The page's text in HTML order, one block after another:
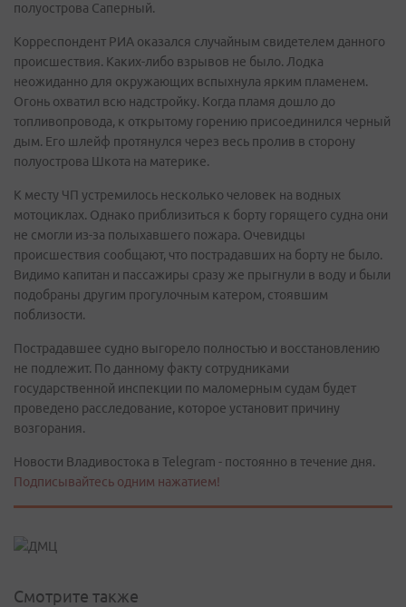
полуострова Саперный.
Корреспондент РИА оказался случайным свидетелем данного
происшествия. Каких-либо взрывов не было. Лодка
неожиданно для окружающих вспыхнула ярким пламенем.
Огонь охватил всю надстройку. Когда пламя дошло до
топливопровода, к открытому горению присоединился черный
дым. Его шлейф протянулся через весь пролив в сторону
полуострова Шкота на материке.
К месту ЧП устремилось несколько человек на водных
мотоциклах. Однако приблизиться к борту горящего судна они
не смогли из-за полыхавшего пожара. Очевидцы
происшествия сообщают, что пострадавших на борту не было.
Видимо капитан и пассажиры сразу же прыгнули в воду и были
подобраны другим прогулочным катером, стоявшим
поблизости.
Пострадавшее судно выгорело полностью и восстановлению
не подлежит. По данному факту сотрудниками
государственной инспекции по маломерным судам будет
проведено расследование, которое установит причину
возгорания.
Новости Владивостока в Telegram - постоянно в течение дня.
Подписывайтесь одним нажатием!
Смотрите также